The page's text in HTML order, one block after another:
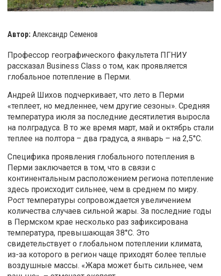
Автор: Александр Семенов
Профессор географического факультета ПГНИУ
рассказал Business Class о том, как проявляется
глобальное потепление в Перми.
Андрей Шихов подчеркивает, что лето в Перми
«теплеет, но медленнее, чем другие сезоны». Средняя
температура июля за последние десятилетия выросла
на полградуса. В то же время март, май и октябрь стали
теплее на полтора – два градуса, а январь – на 2,5°C.
Специфика проявления глобального потепления в
Перми заключается в том, что в связи с
континентальным расположением региона потепление
здесь происходит сильнее, чем в среднем по миру.
Рост температуры сопровождается увеличением
количества случаев сильной жары. За последние годы
в Пермском крае несколько раз зафиксирована
температура, превышающая 38°C. Это
свидетельствует о глобальном потеплении климата,
из-за которого в регион чаще приходят более теплые
воздушные массы. «Жара может быть сильнее, чем